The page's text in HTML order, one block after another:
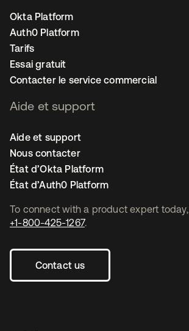
To connect with a product expert today,
+1-800-425-1267.
Contact us
Okta Platform
Auth0 Platform
Tarifs
Essai gratuit
Contacter le service commercial
Aide et support
Aide et support
Nous contacter
État d’Okta Platform
État d’Auth0 Platform